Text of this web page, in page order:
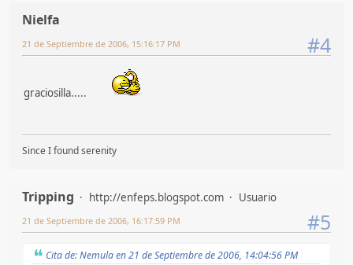
Nielfa
#4
21 de Septiembre de 2006, 15:16:17 PM
graciosilla.....
Since I found serenity
Tripping http://enfeps.blogspot.com Usuario
#5
21 de Septiembre de 2006, 16:17:59 PM
Cita de: Nemula en 21 de Septiembre de 2006, 14:04:56 PM